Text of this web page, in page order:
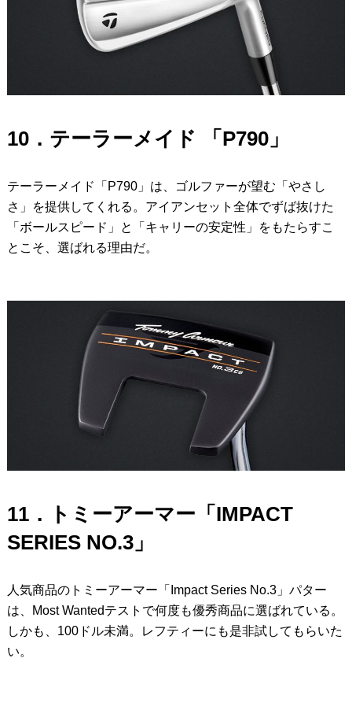
10．テーラーメイド 「P790」
テーラーメイド「P790」は、ゴルファーが望む「やさし
さ」を提供してくれる。アイアンセット全体でずば抜けた
「ボールスピード」と「キャリーの安定性」をもたらすこ
とこそ、選ばれる理由だ。
11．トミーアーマー「IMPACT
SERIES NO.3」
人気商品のトミーアーマー「Impact Series No.3」パター
は、Most Wantedテストで何度も優秀商品に選ばれている。
しかも、100ドル未満。レフティーにも是非試してもらいた
い。